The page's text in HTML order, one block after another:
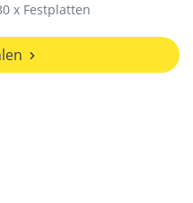
x Festplatten